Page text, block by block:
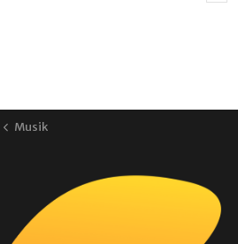
Musik